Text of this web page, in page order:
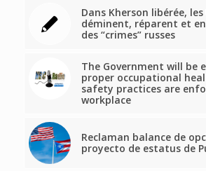
Dans Kherson libérée,
déminent, réparent et
des “crimes” russes
The Government will be
proper occupational
safety practices are
workplace
Reclaman balance de
proyecto de estatus de